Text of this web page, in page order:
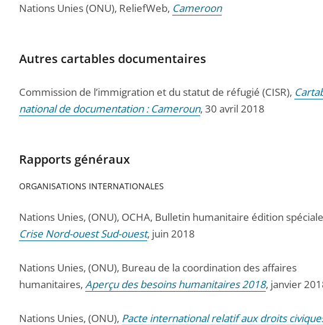
Nations Unies (ONU), ReliefWeb, Cameroon
Autres cartables documentaires
Commission de l’immigration et du statut de réfugié (CISR),
national de documentation : Cameroun, 30 avril 2018
Rapports généraux
ORGANISATIONS INTERNATIONALES
Nations Unies, (ONU), OCHA, Bulletin humanitaire édition
Crise Nord-ouest Sud-ouest, juin 2018
Nations Unies, (ONU), Bureau de la coordination des affaires
humanitaires, Aperçu des besoins humanitaires 2018, janvier
Nations Unies, (ONU), Pacte international relatif aux droits